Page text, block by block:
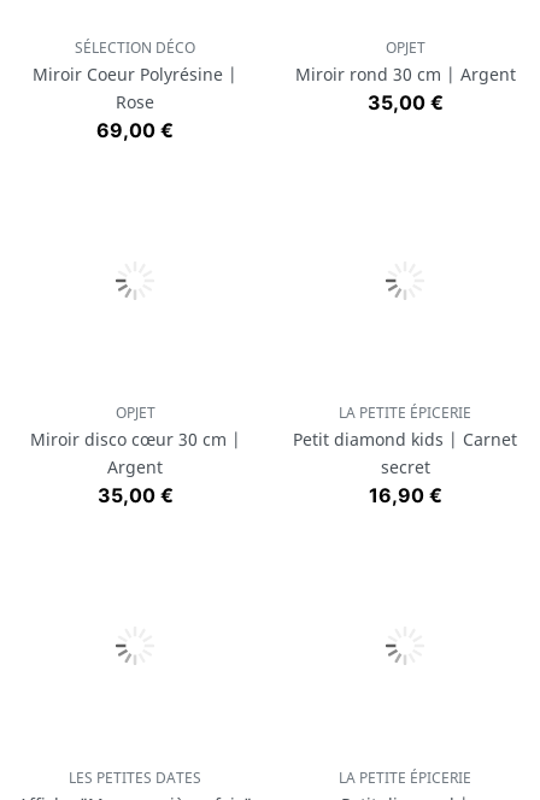
SÉLECTION DÉCO
Miroir Coeur Polyrésine |
Rose
Prix
69,00 €
OPJET
Miroir rond 30 cm | Argent
Prix
35,00 €
OPJET
Miroir disco cœur 30 cm |
Argent
Prix
35,00 €
LA PETITE ÉPICERIE
Petit diamond kids | Carnet
secret
Prix
16,90 €
LES PETITES DATES LA PETITE ÉPICERIE